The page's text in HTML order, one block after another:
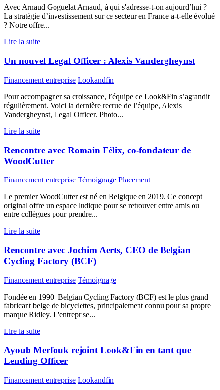
Avec Arnaud Goguelat Arnaud, à qui s'adresse-t-on aujourd’hui ?
La stratégie d’investissement sur ce secteur en France a-t-elle évolué
? Notre offre...
Lire la suite
Un nouvel Legal Officer : Alexis Vandergheynst
Financement entreprise Lookandfin
Pour accompagner sa croissance, l’équipe de Look&Fin s’agrandit
régulièrement. Voici la dernière recrue de l’équipe, Alexis
Vandergheynst, Legal Officer. Photo...
Lire la suite
Rencontre avec Romain Félix, co-fondateur de
WoodCutter
Financement entreprise Témoignage Placement
Le premier WoodCutter est né en Belgique en 2019. Ce concept
original offre un espace ludique pour se retrouver entre amis ou
entre collègues pour prendre...
Lire la suite
Rencontre avec Jochim Aerts, CEO de Belgian
Cycling Factory (BCF)
Financement entreprise Témoignage
Fondée en 1990, Belgian Cycling Factory (BCF) est le plus grand
fabricant belge de bicyclettes, principalement connu pour sa propre
marque Ridley. L'entreprise...
Lire la suite
Ayoub Merfouk rejoint Look&Fin en tant que
Lending Officer
Financement entreprise Lookandfin